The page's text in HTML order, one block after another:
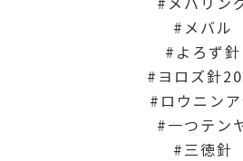
メバル
よろず針
ヨロズ針
ロウニン
一つテン
三徳針